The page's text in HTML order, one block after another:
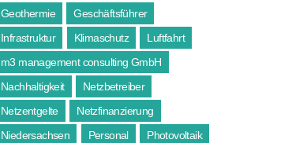
Geothermie
Geschäftsführer
Infrastruktur
Klimaschutz
Luftfahrt
m3 management consulting GmbH
Nachhaltigkeit
Netzbetreiber
Netzentgelte
Netzfinanzierung
Niedersachsen
Personal
Photovoltaik